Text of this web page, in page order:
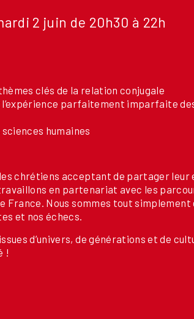
2 juin de 20h30 à 22h
clés de la relation conjugale
parfaitement imparfaite
humaines
chrétiens acceptant de partager leur
en partenariat avec les
Nous sommes tout simplement
et nos échecs.
d’univers, de générations et de
!